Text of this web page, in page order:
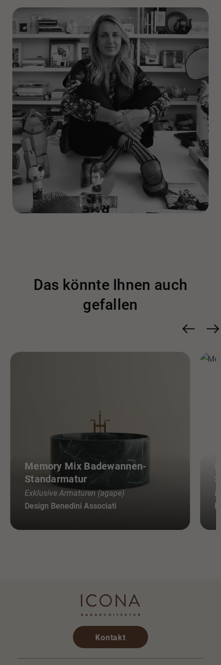
sich auf industrielles Produktdesign, Architektur
(Hotellerie, Einzelhandel, Wohnungen,
Ausstellungen und Installationen), künstlerische
Leitung und Strategieberatung spezialisierte.
Das könnte Ihnen auch
gefallen
Exklusive Armaturen (agape)
Memory Mix Badewannen-
Standarmatur
Design Benedini Associati
Kontakt